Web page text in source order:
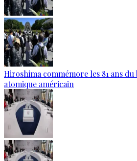
Hiroshima commémore les 81 ans
atomique américain